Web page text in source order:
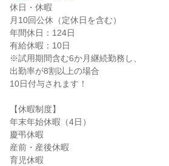
休日・休暇
月10回公休（定休日を含む）
年間休日：124日
有給休暇：10日
※試用期間含む6か月継続勤務し、
出勤率が8割以上の場合
10日付与されます！
【休暇制度】
年末年始休暇（4日）
慶弔休暇
産前・産後休暇
育児休暇